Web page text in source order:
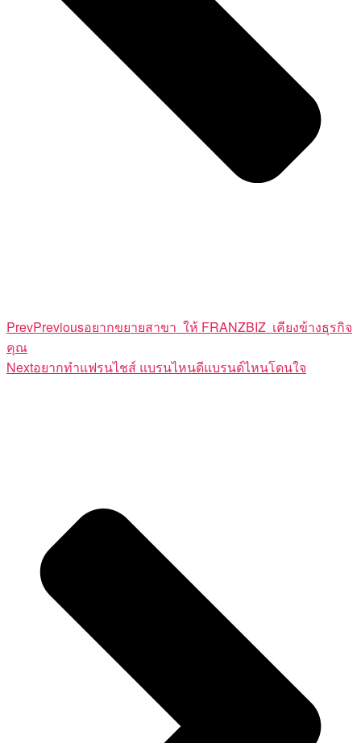
PrevPreviousอยากขยายสาขา ให้ FRANZBIZ เคียงข้างธุรกิจ
คุณ
Nextอยากทำแฟรนไชส์ แบรนไหนดีแบรนด์ไหนโดนใจ